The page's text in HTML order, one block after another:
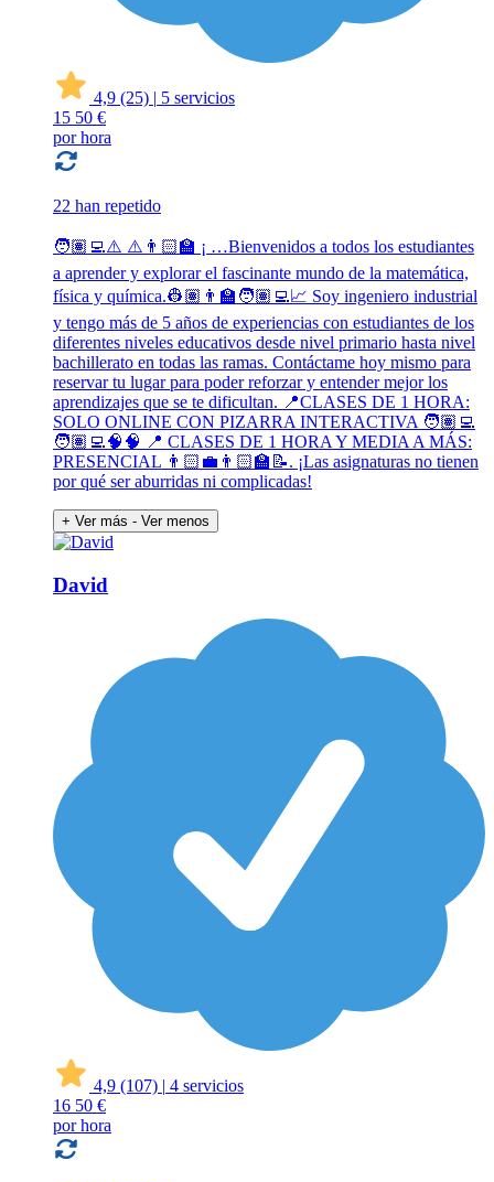
4,9 (25) | 5 servicios
15 50 €
por hora
22 han repetido
🧑🏽‍💻⚠️ ⚠️👨🏻‍🏫 ¡ …Bienvenidos a todos los estudiantes
a aprender y explorar el fascinante mundo de la matemática,
física y química.👷🏽👨‍🏫🧑🏽‍💻📈 Soy ingeniero industrial
y tengo más de 5 años de experiencias con estudiantes de los
diferentes niveles educativos desde nivel primario hasta nivel
bachillerato en todas las ramas. Contáctame hoy mismo para
reservar tu lugar para poder reforzar y entender mejor los
aprendizajes que se te dificultan. 📍CLASES DE 1 HORA:
SOLO ONLINE CON PIZARRA INTERACTIVA 🧑🏽‍💻
🧑🏽‍💻🧠🧠 📍 CLASES DE 1 HORA Y MEDIA A MÁS:
PRESENCIAL 👨🏻‍💼👨🏻‍🏫📝. ¡Las asignaturas no tienen
por qué ser aburridas ni complicadas!
+ Ver más - Ver menos
David
4,9 (107) | 4 servicios
16 50 €
por hora